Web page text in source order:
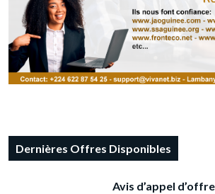
Dernières Offres Disponibles
Avis d’appel